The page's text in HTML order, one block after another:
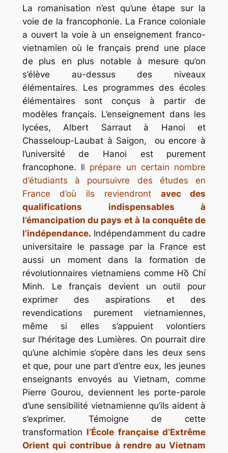
La romanisation n’est qu’une étape sur la
voie de la francophonie. La France coloniale
a ouvert la voie à un enseignement franco-
vietnamien où le français prend une place
de plus en plus notable à mesure qu’on
s’élève au-dessus des niveaux
élémentaires. Les programmes des écoles
élémentaires sont conçus à partir de
modèles français. L’enseignement dans les
lycées, Albert Sarraut à Hanoi et
Chasseloup-Laubat à Saigon, ou encore à
l’université de Hanoi est purement
francophone. Il prépare un certain nombre
d’étudiants à poursuivre des études en
France d’où ils reviendront avec des
qualifications indispensables à
l’émancipation du pays et à la conquête de
l’indépendance. Indépendamment du cadre
universitaire le passage par la France est
aussi un moment dans la formation de
révolutionnaires vietnamiens comme Hồ Chí
Minh. Le français devient un outil pour
exprimer des aspirations et des
revendications purement vietnamiennes,
même si elles s’appuient volontiers
sur l’héritage des Lumières. On pourrait dire
qu’une alchimie s’opère dans les deux sens
et que, pour une part d’entre eux, les jeunes
enseignants envoyés au Vietnam, comme
Pierre Gourou, deviennent les porte-parole
d’une sensibilité vietnamienne qu’ils aident à
s’exprimer. Témoigne de cette
transformation l’École française d’Extrême
Orient qui contribue à rendre au Vietnam